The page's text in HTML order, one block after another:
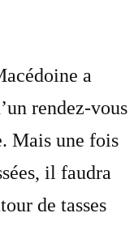
a
rendez-vous
Mais une fois
il faudra
de tasses